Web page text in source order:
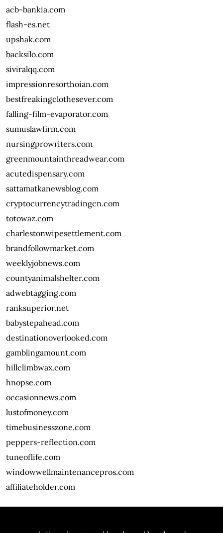
acb-bankia.com
flash-es.net
upshak.com
backsilo.com
siviralqq.com
impressionresorthoian.com
bestfreakingclothesever.com
falling-film-evaporator.com
sumuslawfirm.com
nursingprowriters.com
greenmountainthreadwear.com
acutedispensary.com
sattamatkanewsblog.com
cryptocurrencytradingcn.com
totowaz.com
charlestonwipesettlement.com
brandfollowmarket.com
weeklyjobnews.com
countyanimalshelter.com
adwebtagging.com
ranksuperior.net
babystepahead.com
destinationoverlooked.com
gamblingamount.com
hillclimbwax.com
hnopse.com
occasionnews.com
lustofmoney.com
timebusinesszone.com
peppers-reflection.com
tuneoflife.com
windowwellmaintenancepros.com
affiliateholder.com